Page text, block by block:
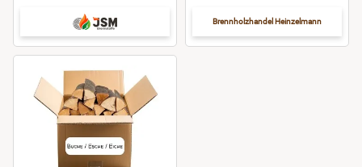
Brennholzhandel Heinzelmann